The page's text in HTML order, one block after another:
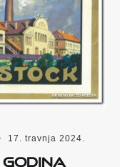
17. travnja 2024.
godina